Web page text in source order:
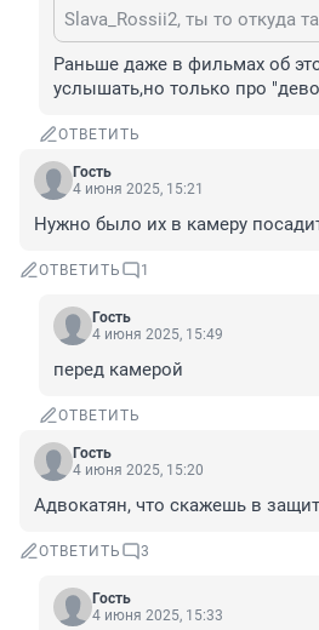
Раньше даже в фильмах об
услышать,но только про
ОТВЕТИТЬ
Гость
4 июня 2025, 15:21
Нужно было их в камеру
ОТВЕТИТЬ 1
Гость
4 июня 2025, 15:49
перед камерой
ОТВЕТИТЬ
Гость
4 июня 2025, 15:20
Адвокатян, что скажешь в
ОТВЕТИТЬ 3
Гость
4 июня 2025, 15:33